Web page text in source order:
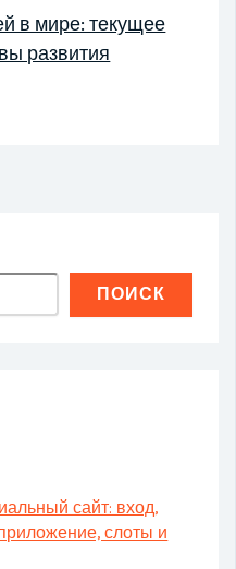
в мире: текущее
развития
ПОИСК
сайт: вход,
слоты и